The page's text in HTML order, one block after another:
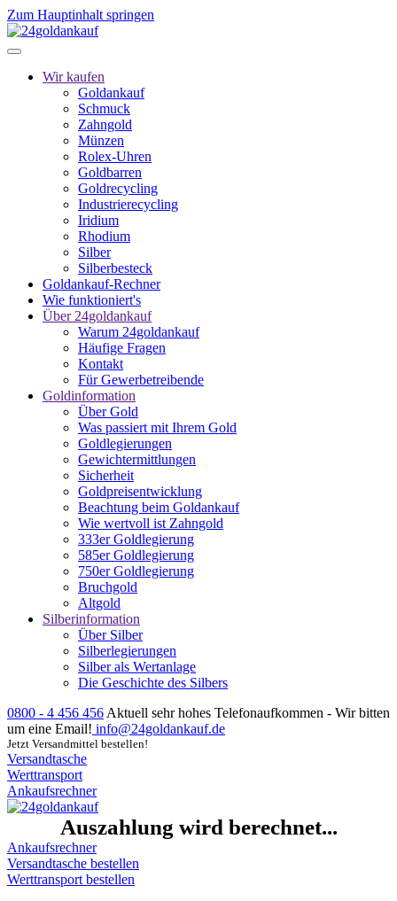
Zum Hauptinhalt springen
Wir kaufen
Goldankauf
Schmuck
Zahngold
Münzen
Rolex-Uhren
Goldbarren
Goldrecycling
Industrierecycling
Iridium
Rhodium
Silber
Silberbesteck
Goldankauf-Rechner
Wie funktioniert's
Über 24goldankauf
Warum 24goldankauf
Häufige Fragen
Kontakt
Für Gewerbetreibende
Goldinformation
Über Gold
Was passiert mit Ihrem Gold
Goldlegierungen
Gewichtermittlungen
Sicherheit
Goldpreisentwicklung
Beachtung beim Goldankauf
Wie wertvoll ist Zahngold
333er Goldlegierung
585er Goldlegierung
750er Goldlegierung
Bruchgold
Altgold
Silberinformation
Über Silber
Silberlegierungen
Silber als Wertanlage
Die Geschichte des Silbers
0800 - 4 456 456 Aktuell sehr hohes Telefonaufkommen - Wir bitten
um eine Email! info@24goldankauf.de
Jetzt Versandmittel bestellen!
Versandtasche
Werttransport
Ankaufsrechner
Auszahlung wird berechnet...
Ankaufsrechner
Versandtasche bestellen
Werttransport bestellen